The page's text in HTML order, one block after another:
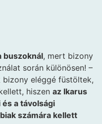
buszoknál, mert bizony
során különösen! –
eléggé füstöltek,
hiszen az Ikarus
a távolsági
számára kellett